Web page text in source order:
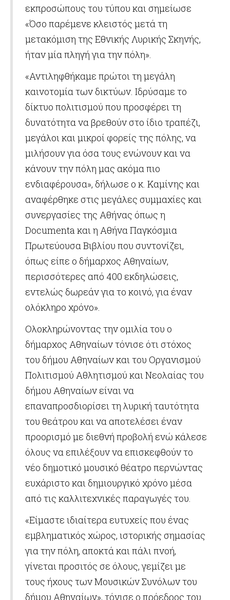
εκπροσώπους του τύπου και σημείωσε
«Όσο παρέμενε κλειστός μετά τη
μετακόμιση της Εθνικής Λυρικής Σκηνής,
ήταν μία πληγή για την πόλη».
«Αντιληφθήκαμε πρώτοι τη μεγάλη
καινοτομία των δικτύων. Ιδρύσαμε το
δίκτυο πολιτισμού που προσφέρει τη
δυνατότητα να βρεθούν στο ίδιο τραπέζι,
μεγάλοι και μικροί φορείς της πόλης, να
μιλήσουν για όσα τους ενώνουν και να
κάνουν την πόλη μας ακόμα πιο
ενδιαφέρουσα», δήλωσε ο κ. Καμίνης και
αναφέρθηκε στις μεγάλες συμμαχίες και
συνεργασίες της Αθήνας όπως η
Documenta και η Αθήνα Παγκόσμια
Πρωτεύουσα Βιβλίου που συντονίζει,
όπως είπε ο δήμαρχος Αθηναίων,
περισσότερες από 400 εκδηλώσεις,
εντελώς δωρεάν για το κοινό, για έναν
ολόκληρο χρόνο».
Ολοκληρώνοντας την ομιλία του ο
δήμαρχος Αθηναίων τόνισε ότι στόχος
του δήμου Αθηναίων και του Οργανισμού
Πολιτισμού Αθλητισμού και Νεολαίας του
δήμου Αθηναίων είναι να
επαναπροσδιορίσει τη λυρική ταυτότητα
του θεάτρου και να αποτελέσει έναν
προορισμό με διεθνή προβολή ενώ κάλεσε
όλους να επιλέξουν να επισκεφθούν το
νέο δημοτικό μουσικό θέατρο περνώντας
ευχάριστο και δημιουργικό χρόνο μέσα
από τις καλλιτεχνικές παραγωγές του.
«Είμαστε ιδιαίτερα ευτυχείς που ένας
εμβληματικός χώρος, ιστορικής σημασίας
για την πόλη, αποκτά και πάλι πνοή,
γίνεται προσιτός σε όλους, γεμίζει με
τους ήχους των Μουσικών Συνόλων του
δήμου Αθηναίων», τόνισε ο πρόεδρος του